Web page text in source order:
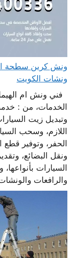
ونشات الكويت
فني ونش ام
الخدمات، من : خدمة
وتبديل زيت
اللازم، وسحب
الحفر، وتوفير قطع
ونقل البضائع،
السيارات
والرافعات